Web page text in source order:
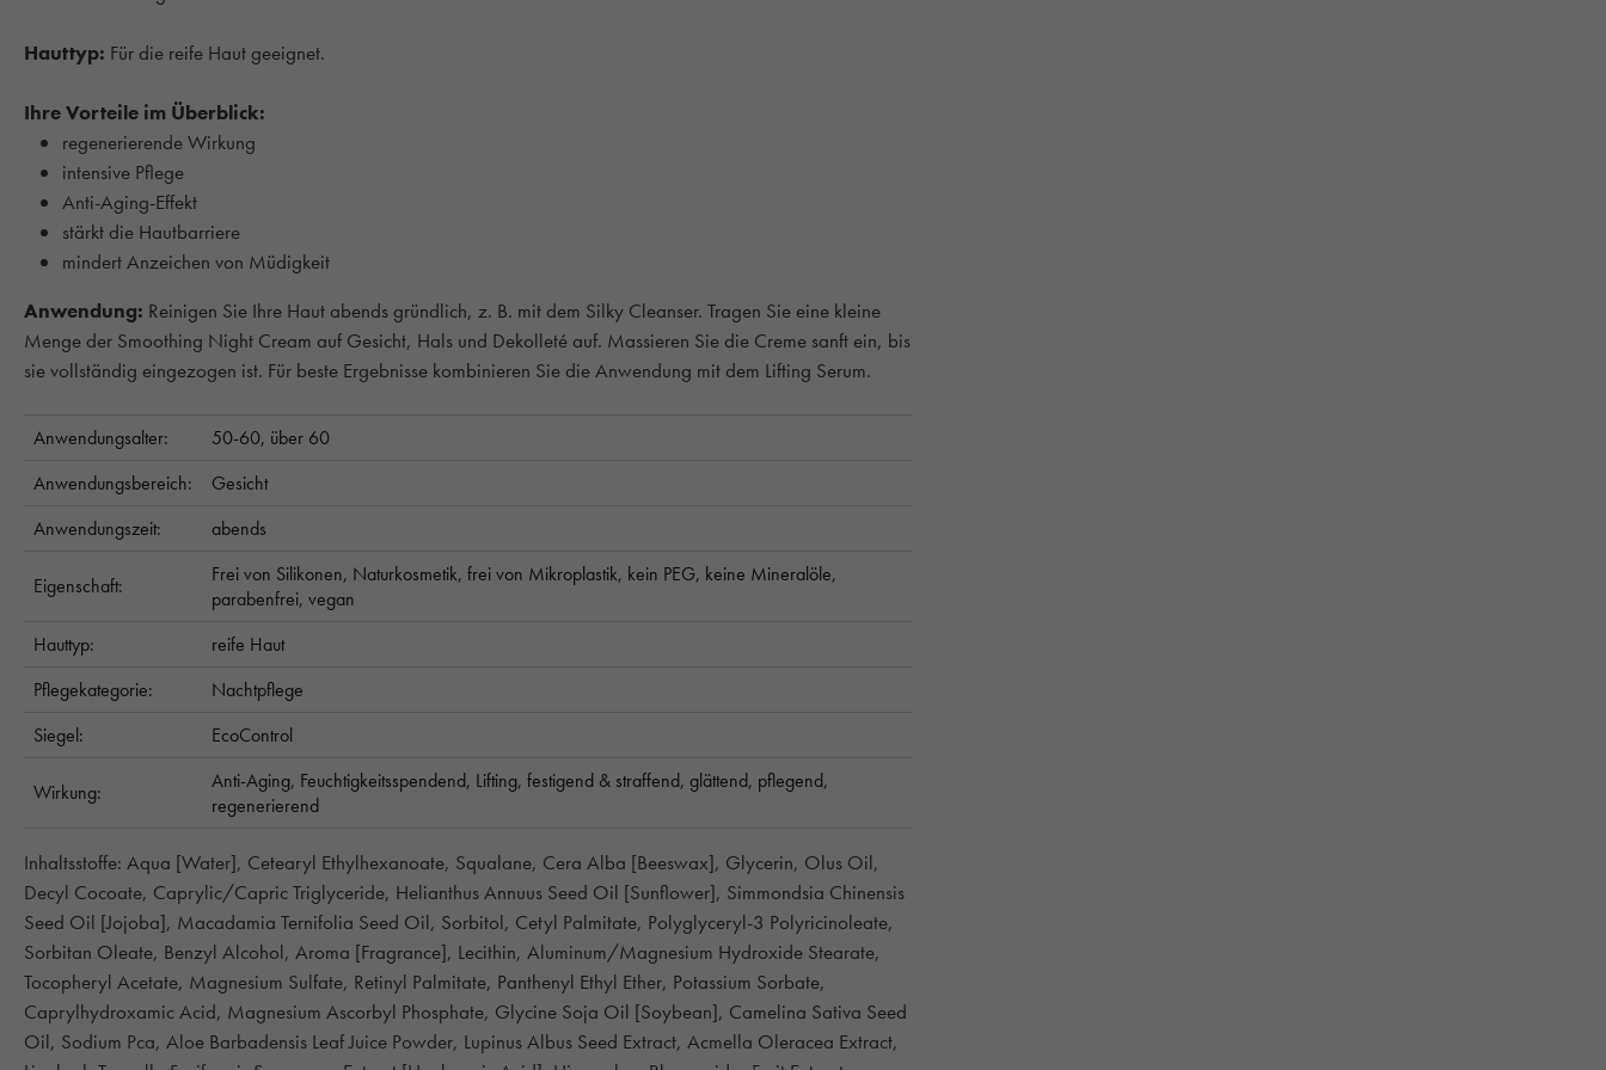
Hauttyp: Für die reife Haut geeignet.
Ihre Vorteile im Überblick:
regenerierende Wirkung
intensive Pflege
Anti-Aging-Effekt
stärkt die Hautbarriere
mindert Anzeichen von Müdigkeit
Anwendung: Reinigen Sie Ihre Haut abends gründlich, z. B. mit dem Silky Cleanser. Tragen Sie eine kleine
Menge der Smoothing Night Cream auf Gesicht, Hals und Dekolleté auf. Massieren Sie die Creme sanft ein, bis
sie vollständig eingezogen ist. Für beste Ergebnisse kombinieren Sie die Anwendung mit dem Lifting Serum.
Anwendungsalter: 50-60, über 60
Anwendungsbereich:
Gesicht
Anwendungszeit:
abends
Eigenschaft: Frei von Silikonen, Naturkosmetik, frei von Mikroplastik, kein PEG, keine Mineralöle,
parabenfrei, vegan
Hauttyp:
reife Haut
Pflegekategorie:
Nachtpflege
Siegel:
EcoControl
Wirkung: Anti-Aging, Feuchtigkeitsspendend, Lifting, festigend & straffend, glättend, pflegend,
regenerierend
Inhaltsstoffe: Aqua [Water], Cetearyl Ethylhexanoate, Squalane, Cera Alba [Beeswax], Glycerin, Olus Oil,
Decyl Cocoate, Caprylic/Capric Triglyceride, Helianthus Annuus Seed Oil [Sunflower], Simmondsia Chinensis
Seed Oil [Jojoba], Macadamia Ternifolia Seed Oil, Sorbitol, Cetyl Palmitate, Polyglyceryl-3 Polyricinoleate,
Sorbitan Oleate, Benzyl Alcohol, Aroma [Fragrance], Lecithin, Aluminum/Magnesium Hydroxide Stearate,
Tocopheryl Acetate, Magnesium Sulfate, Retinyl Palmitate, Panthenyl Ethyl Ether, Potassium Sorbate,
Caprylhydroxamic Acid, Magnesium Ascorbyl Phosphate, Glycine Soja Oil [Soybean], Camelina Sativa Seed
Oil, Sodium Pca, Aloe Barbadensis Leaf Juice Powder, Lupinus Albus Seed Extract, Acmella Oleracea Extract,